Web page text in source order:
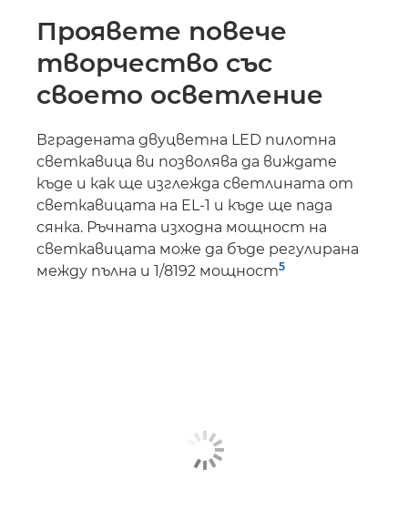
Проявете повече
творчество със
своето осветление
Вградената двуцветна LED пилотна
светкавица ви позволява да виждате
къде и как ще изглежда светлината от
светкавицата на EL-1 и къде ще пада
сянка. Ръчната изходна мощност на
светкавицата може да бъде регулирана
между пълна и 1/8192 мощност5